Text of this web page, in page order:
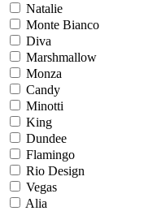
Natalie
Monte Bianco
Diva
Marshmallow
Monza
Candy
Minotti
King
Dundee
Flamingo
Rio Design
Vegas
Alia